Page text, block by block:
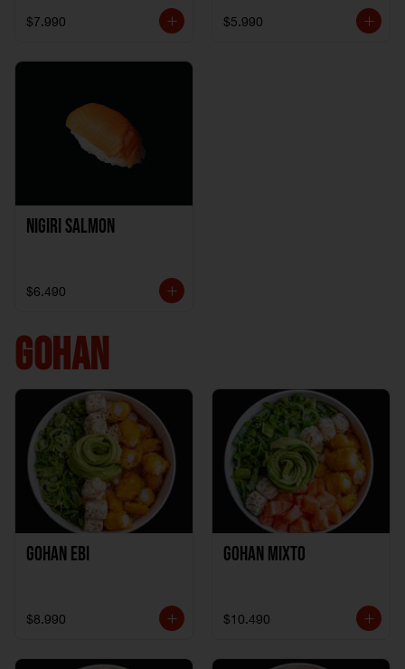
$7.990 $5.990
Nigiri Salmon
$6.490
GOHAN
Gohan Ebi
$8.990
Gohan Mixto
$10.490